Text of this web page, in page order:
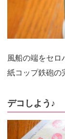
風船の端をセロ
紙コップ鉄砲の
デコしよう♪